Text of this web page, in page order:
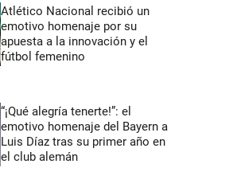
Atlético Nacional recibió un
emotivo homenaje por su
apuesta a la innovación y el
fútbol femenino
“¡Qué alegría tenerte!”: el
emotivo homenaje del Bayern a
Luis Díaz tras su primer año en
el club alemán